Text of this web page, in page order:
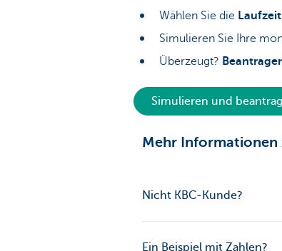
Wählen Sie die Laufzeit
Simulieren Sie Ihre
Überzeugt?
Simulieren und
Mehr Informationen
Nicht KBC-Kunde?
Ein Beispiel mit Zahlen?